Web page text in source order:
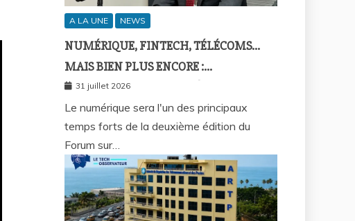
A LA UNE NEWS
NUMÉRIQUE, FINTECH, TÉLÉCOMS…
MAIS BIEN PLUS ENCORE :
SEPTAFRIQUE GROUPE RÉUNIRA LE
GOTHA DE L’ÉCONOMIE SÉNÉGALAISE
LE 10 AOÛT À DAKAR
31 juillet 2026
Le numérique sera l'un des principaux
temps forts de la deuxième édition du
Forum sur…